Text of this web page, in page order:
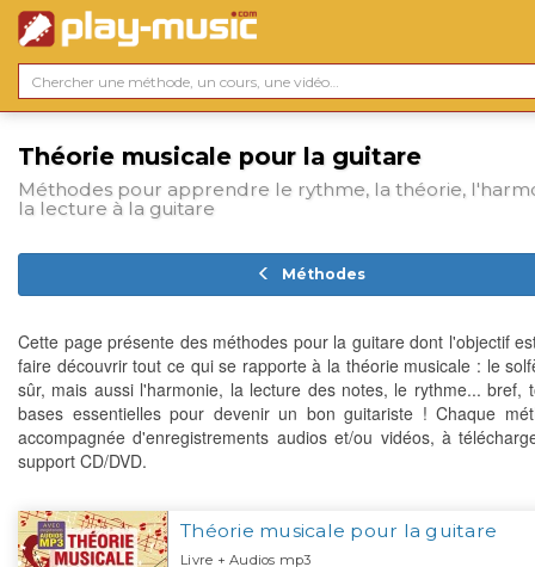
Théorie musicale pour la guitare
Méthodes pour apprendre le rythme, la théorie,
la lecture à la guitare
Méthodes
Cette page présente des méthodes pour la guitare dont l'objectif
faire découvrir tout ce qui se rapporte à la théorie musicale : le
sûr, mais aussi l'harmonie, la lecture des notes, le rythme... bref,
bases essentielles pour devenir un bon guitariste ! Chaque
accompagnée d'enregistrements audios et/ou vidéos, à
support CD/DVD.
Théorie musicale pour la guitare
Livre + Audios mp3